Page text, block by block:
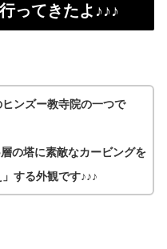
ってきたよ♪♪♪
ンズー教寺院の一つで
の塔に素敵なカービングを
」する外観です♪♪♪